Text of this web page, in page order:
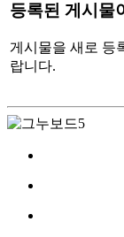
등록된 게시물
게시물을 새로 등
랍니다.